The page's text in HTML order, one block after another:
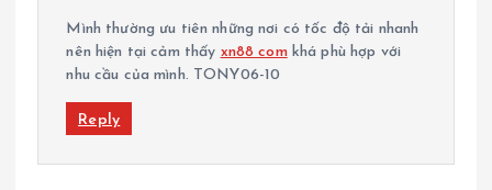
Mình thường ưu tiên những nơi có tốc độ tải nhanh
nên hiện tại cảm thấy xn88 comkhá phù hợp với
nhu cầu của mình. TONY06-10
Reply